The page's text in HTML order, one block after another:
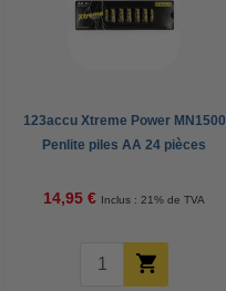
123accu Xtreme Power MN1500
Penlite piles AA 24 pièces
14,95 € Inclus : 21% de TVA